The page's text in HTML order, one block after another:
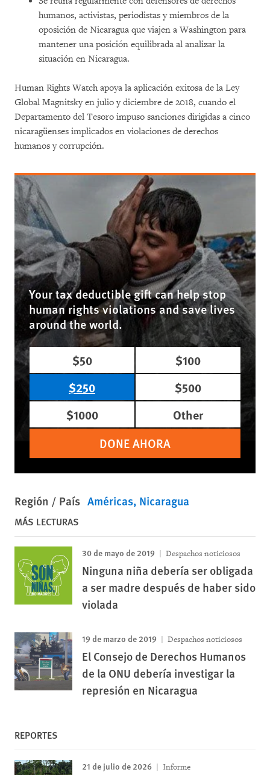
humanos, activistas, periodistas y miembros de la
oposición de Nicaragua que viajen a Washington para
mantener una posición equilibrada al analizar la
situación en Nicaragua.
Human Rights Watch apoya la aplicación exitosa de la Ley
Global Magnitsky en julio y diciembre de 2018, cuando el
Departamento del Tesoro impuso sanciones dirigidas a cinco
nicaragüenses implicados en violaciones de derechos
humanos y corrupción.
Your tax deductible gift can help stop
human rights violations and save lives
around the world.
$50
$100
$250
$500
$1000
Other
DONE AHORA
Región / País Américas Nicaragua
MÁS LECTURAS
30 de mayo de 2019 Despachos noticiosos
Ninguna niña debería ser obligada
a ser madre después de haber sido
violada
19 de marzo de 2019 Despachos noticiosos
El Consejo de Derechos Humanos
de la ONU debería investigar la
represión en Nicaragua
REPORTES
21 de julio de 2026 Informe